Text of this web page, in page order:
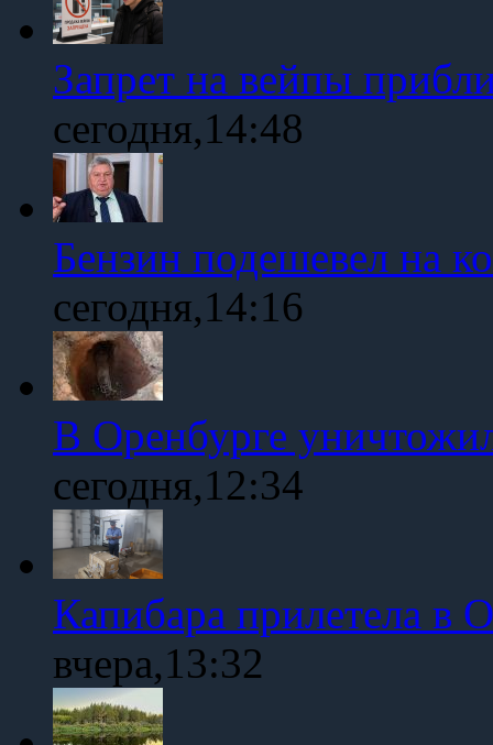
Запрет на вейпы
сегодня,14:48
Бензин подешевел на
сегодня,14:16
В Оренбурге
сегодня,12:34
Капибара прилетела в
вчера,13:32